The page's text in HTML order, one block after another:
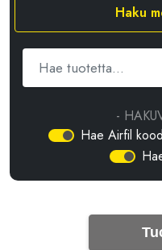
Haku
-
Hae Airfil